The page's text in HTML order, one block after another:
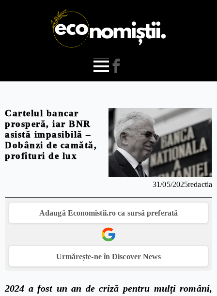
Cartelul bancar
prosperă, iar BNR
asistă impasibilă –
Dobânzi de camătă,
profituri de lux
31/05/2025redactia
Adaugă Economistii.ro ca sursă preferată
Urmărește-ne în Discover News
2024 a fost un an de criză pentru mulți români,